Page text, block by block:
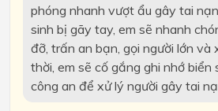
phóng nhanh vượt ẩu gây tai
sinh bị gãy tay, em sẽ nhanh
đỡ, trấn an bạn, gọi người lớn và
thời, em sẽ cố gắng ghi nhớ biển
công an để xử lý người gây tai